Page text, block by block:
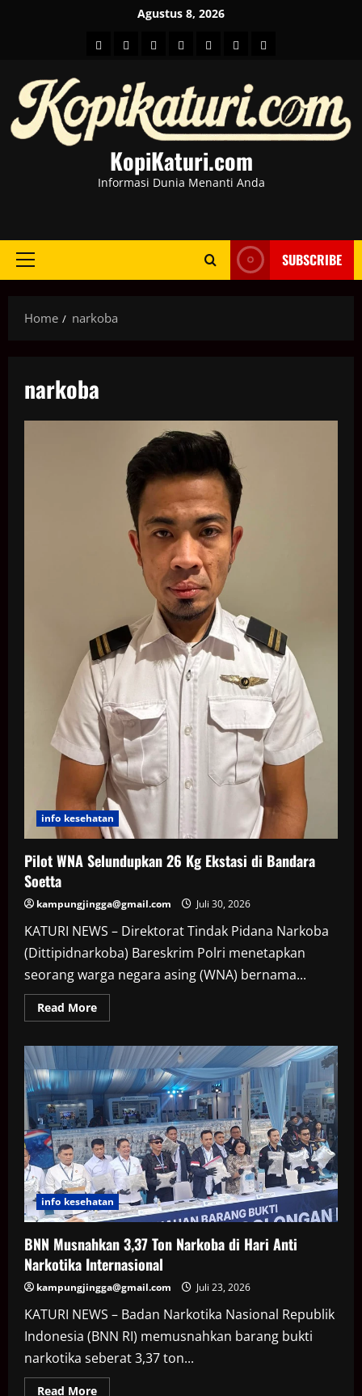
Agustus 8, 2026
HOMEBeritahot
BusinessKesehatan
SportEntertainment
KopiKaturi.com
Informasi Dunia Menanti Anda
Primary
SUBSCRIBE
Home narkoba
narkoba
info kesehatan
Pilot WNA Selundupkan 26 Kg Ekstasi di Bandara
Soetta
kampungjingga@gmail.com Juli 30, 2026
KATURI NEWS – Direktorat Tindak Pidana Narkoba
(Dittipidnarkoba) Bareskrim Polri menetapkan
seorang warga negara asing (WNA) bernama...
Read MoreRead
more
WNA
Selundupkan
26
Kg
Ekstasi
di
Bandara
Soetta
info kesehatan
BNN Musnahkan 3,37 Ton Narkoba di Hari Anti
Narkotika Internasional
kampungjingga@gmail.com Juli 23, 2026
KATURI NEWS – Badan Narkotika Nasional Republik
Indonesia (BNN RI) memusnahkan barang bukti
narkotika seberat 3,37 ton...
Read MoreRead